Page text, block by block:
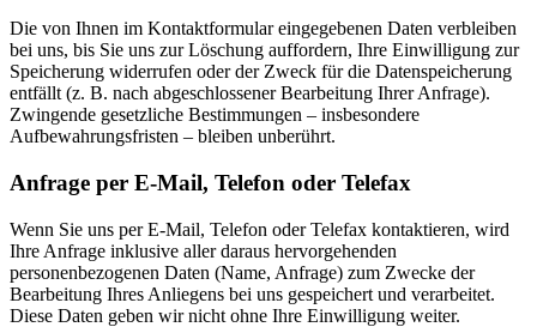
Die von Ihnen im Kontaktformular eingegebenen Daten verbleiben
bei uns, bis Sie uns zur Löschung auffordern, Ihre Einwilligung zur
Speicherung widerrufen oder der Zweck für die Datenspeicherung
entfällt (z. B. nach abgeschlossener Bearbeitung Ihrer Anfrage).
Zwingende gesetzliche Bestimmungen – insbesondere
Aufbewahrungsfristen – bleiben unberührt.
Anfrage per E-Mail, Telefon oder Telefax
Wenn Sie uns per E-Mail, Telefon oder Telefax kontaktieren, wird
Ihre Anfrage inklusive aller daraus hervorgehenden
personenbezogenen Daten (Name, Anfrage) zum Zwecke der
Bearbeitung Ihres Anliegens bei uns gespeichert und verarbeitet.
Diese Daten geben wir nicht ohne Ihre Einwilligung weiter.